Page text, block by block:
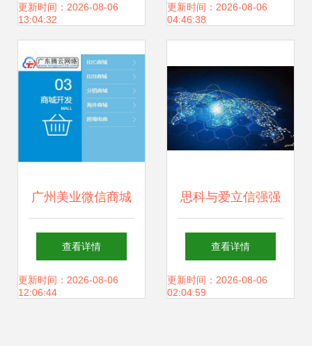
航网络科技开发新
更新时间：2026-08-06
13:04:32
获千万级融资，开
更新时间：2026-08-06
04:46:38
广州美业微信商城
推动美容院拓客形
式的创新变革
查看详情
更新时间：2026-08-06
12:06:44
思科与爱立信强强
联手，共推物联网
网络新蓝图
查看详情
更新时间：2026-08-06
02:04:59